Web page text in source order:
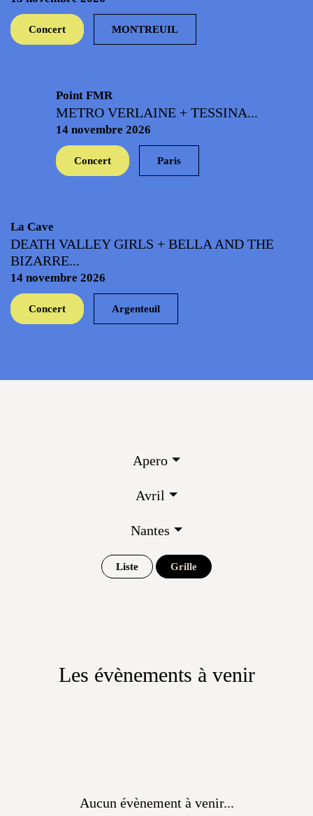
Concert MONTREUIL
Point FMR
METRO VERLAINE + TESSINA...
14 novembre 2026
Concert Paris
La Cave
DEATH VALLEY GIRLS + BELLA AND THE
BIZARRE...
14 novembre 2026
Concert Argenteuil
Apero
Avril
Nantes
Liste Grille
Les évènements à venir
Aucun évènement à venir...